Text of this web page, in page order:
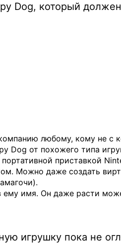
Dog, который
любому, кому не с
Dog от похожего типа
приставкой
Можно даже создать
ему имя. Он даже расти
игрушку пока не